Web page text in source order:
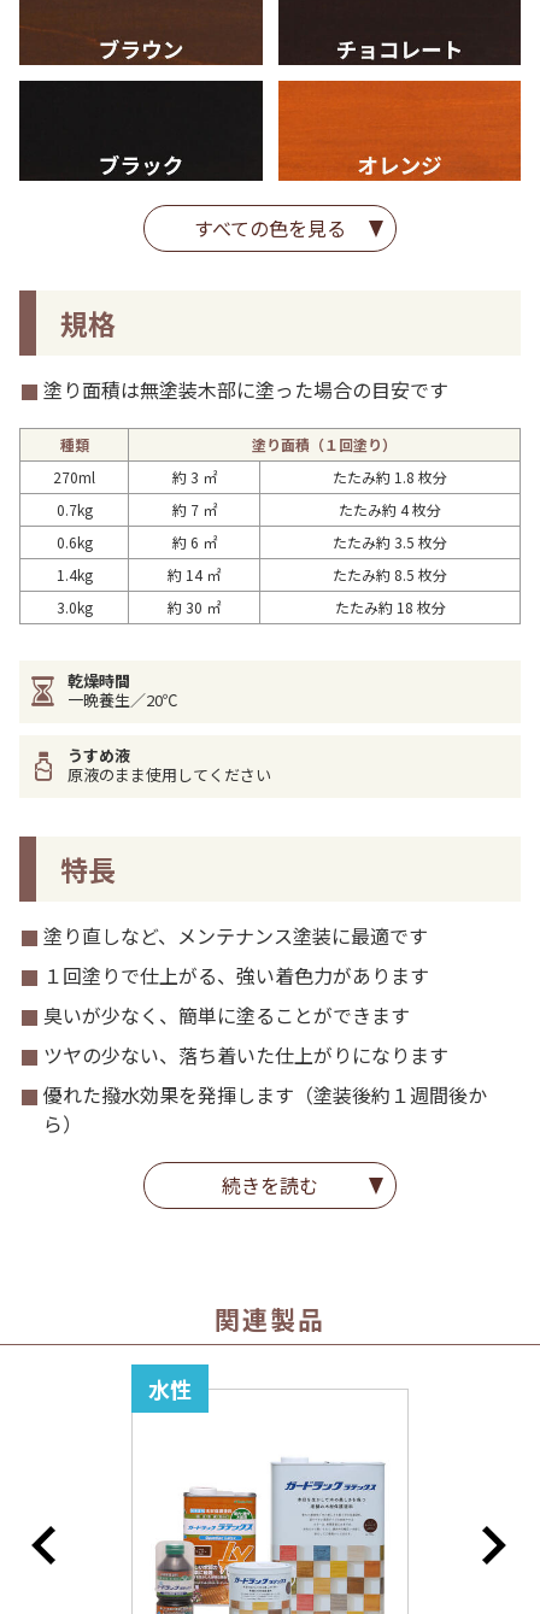
すべての色を見る
規格
塗り面積は無塗装木部に塗った場合の目安です
種類
塗り面積（１回塗り）
270ml
約 3 ㎡
たたみ約 1.8 枚分
0.7kg
約 7 ㎡
たたみ約 4 枚分
0.6kg
約 6 ㎡
たたみ約 3.5 枚分
1.4kg
約 14 ㎡
たたみ約 8.5 枚分
3.0kg
約 30 ㎡ たたみ約 18 枚分
乾燥時間
一晩養生／20℃
うすめ液
原液のまま使用してください
特長
塗り直しなど、メンテナンス塗装に最適です
１回塗りで仕上がる、強い着色力があります
臭いが少なく、簡単に塗ることができます
ツヤの少ない、落ち着いた仕上がりになります
優れた撥水効果を発揮します（塗装後約１週間後か
ら）
黒く変色してしまった古材でも、１回塗りで鮮やかな
色になります
基本的に、塗料はうすめずに使ってください。うすめ
る場合は水を加えてください（塗料の効果は低下しま
使ったハケは、水を使って洗えます。石けんや中性洗
ご注意点
浴室など、高湿度の環境で使うものには使用しないで
続きを読む
関連製品
水性